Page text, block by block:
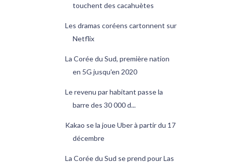
touchent des cacahuètes
Les dramas coréens cartonnent sur
Netflix
La Corée du Sud, première nation
en 5G jusqu'en 2020
Le revenu par habitant passe la
barre des 30 000 d...
Kakao se la joue Uber à partir du 17
décembre
La Corée du Sud se prend pour Las